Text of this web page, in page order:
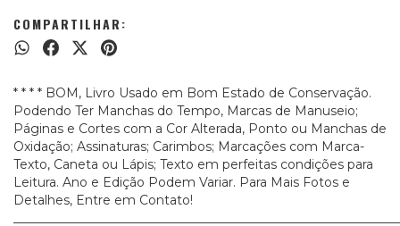
COMPARTILHAR:
* * * * BOM, Livro Usado em Bom Estado de Conservação.
Podendo Ter Manchas do Tempo, Marcas de Manuseio;
Páginas e Cortes com a Cor Alterada, Ponto ou Manchas de
Oxidação; Assinaturas; Carimbos; Marcações com Marca-
Texto, Caneta ou Lápis; Texto em perfeitas condições para
Leitura. Ano e Edição Podem Variar. Para Mais Fotos e
Detalhes, Entre em Contato!